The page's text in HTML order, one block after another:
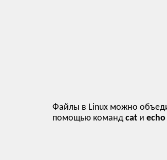
Файлы в Linux можно
помощью командcat иecho